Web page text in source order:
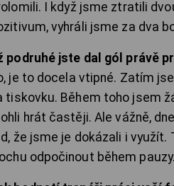
I když jsme ztratili
vyhráli jsme za dva
podruhé jste dal gól právě
je to docela vtipné. Zatím
tiskovku. Během toho jsem
hrát častěji. Ale vážně,
že jsme je dokázali i
odpočinout během pauzy.